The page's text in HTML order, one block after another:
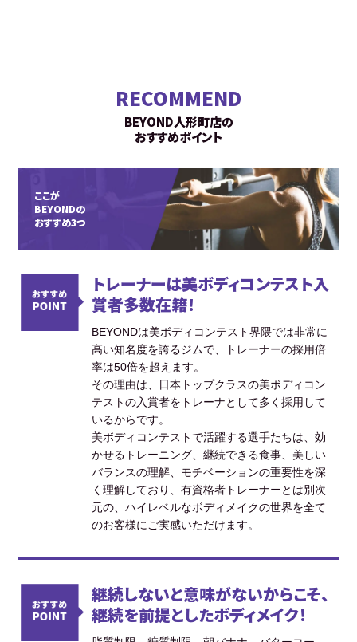
RECOMMEND
BEYOND人形町店の
おすすめポイント
ここが
BEYONDの
おすすめ3つ
トレーナーは美ボディコンテスト入
賞者多数在籍！
BEYONDは美ボディコンテスト界隈では非常に
高い知名度を誇るジムで、トレーナーの採用倍
率は50倍を超えます。
その理由は、日本トップクラスの美ボディコン
テストの入賞者をトレーナとして多く採用して
いるからです。
美ボディコンテストで活躍する選手たちは、効
かせるトレーニング、継続できる食事、美しい
バランスの理解、モチベーションの重要性を深
く理解しており、有資格者トレーナーとは別次
元の、ハイレベルなボディメイクの世界を全て
のお客様にご実感いただけます。
継続しないと意味がないからこそ、
継続を前提としたボディメイク！